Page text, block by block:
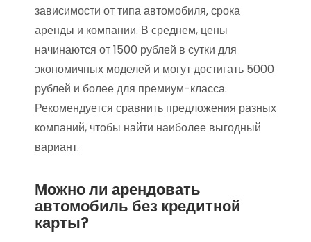
зависимости от типа автомобиля, срока
аренды и компании. В среднем, цены
начинаются от 1500 рублей в сутки для
экономичных моделей и могут достигать 5000
рублей и более для премиум-класса.
Рекомендуется сравнить предложения разных
компаний, чтобы найти наиболее выгодный
вариант.
Можно ли арендовать
автомобиль без кредитной
карты?